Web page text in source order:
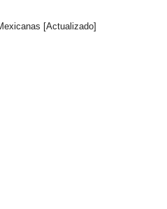
[Actualizado]